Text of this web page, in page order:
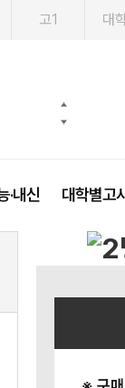
고1 대
·내신 대학별고